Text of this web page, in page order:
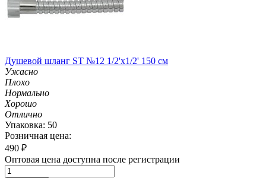
Душевой шланг ST №12 1/2'х1/2' 150 см
Ужасно
Плохо
Нормально
Хорошо
Отлично
Упаковка: 50
Розничная цена:
490 ₽
Оптовая цена доступна после регистрации